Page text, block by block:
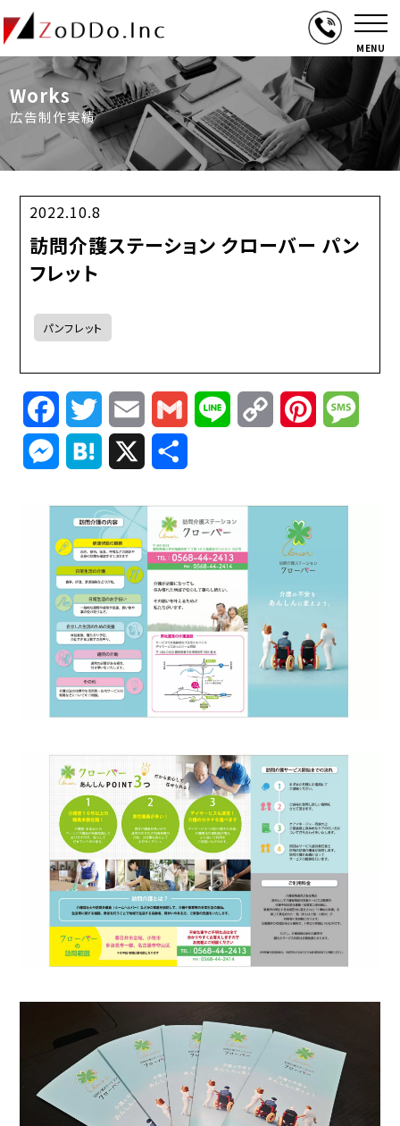
MENU
Works
広告制作実績
2022.10.8
訪問介護ステーション クローバー パン
フレット
パンフレット
FacebookTwitterEmail Gmail Line
Copy
Link
Pinterest
Messenger
Hatena